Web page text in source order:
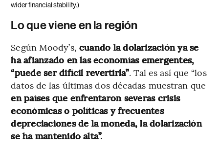
wider financial stability.)
Lo que viene en la región
Según Moody’s, cuando la dolarización ya se
ha afianzado en las economías emergentes,
“puede ser difícil revertirla”. Tal es así que “los
datos de las últimas dos décadas muestran que
en países que enfrentaron severas crisis
económicas o políticas y frecuentes
depreciaciones de la moneda, la dolarización
se ha mantenido alta”.